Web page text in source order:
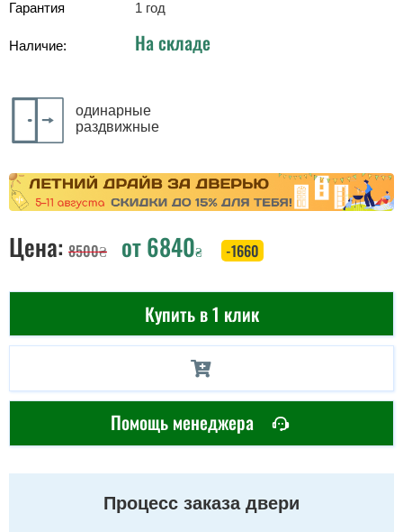
Гарантия
1 год
Наличие: На складе
одинарные
раздвижные
Цена: 8500₴ от6840₴ -1660
Купить в 1 клик
Помощь менеджера
Процесс заказа двери